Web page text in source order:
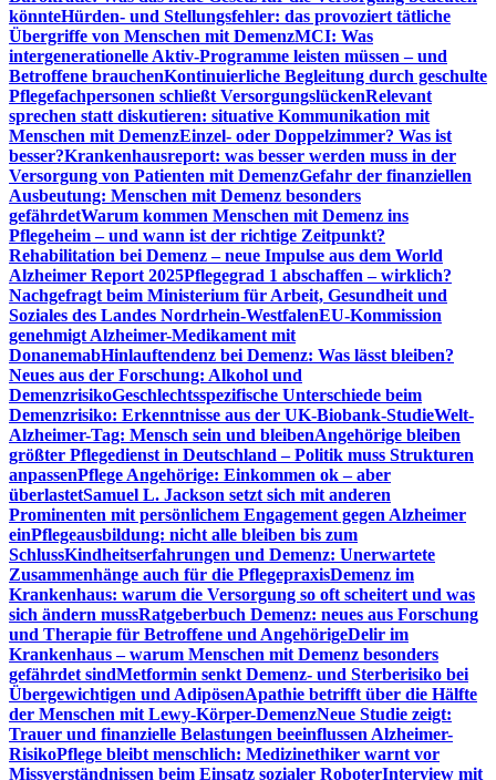
könnteHürden- und Stellungsfehler: das provoziert tätliche
Übergriffe von Menschen mit DemenzMCI: Was
intergenerationelle Aktiv-Programme leisten müssen – und
Betroffene brauchenKontinuierliche Begleitung durch geschulte
Pflegefachpersonen schließt VersorgungslückenRelevant
sprechen statt diskutieren: situative Kommunikation mit
Menschen mit DemenzEinzel- oder Doppelzimmer? Was ist
besser?Krankenhausreport: was besser werden muss in der
Versorgung von Patienten mit DemenzGefahr der finanziellen
Ausbeutung: Menschen mit Demenz besonders
gefährdetWarum kommen Menschen mit Demenz ins
Pflegeheim – und wann ist der richtige Zeitpunkt?
Rehabilitation bei Demenz – neue Impulse aus dem World
Alzheimer Report 2025Pflegegrad 1 abschaffen – wirklich?
Nachgefragt beim Ministerium für Arbeit, Gesundheit und
Soziales des Landes Nordrhein-WestfalenEU-Kommission
genehmigt Alzheimer-Medikament mit
DonanemabHinlauftendenz bei Demenz: Was lässt bleiben?
Neues aus der Forschung: Alkohol und
DemenzrisikoGeschlechtsspezifische Unterschiede beim
Demenzrisiko: Erkenntnisse aus der UK-Biobank-StudieWelt-
Alzheimer-Tag: Mensch sein und bleibenAngehörige bleiben
größter Pflegedienst in Deutschland – Politik muss Strukturen
anpassenPflege Angehörige: Einkommen ok – aber
überlastetSamuel L. Jackson setzt sich mit anderen
Prominenten mit persönlichem Engagement gegen Alzheimer
einPflegeausbildung: nicht alle bleiben bis zum
SchlussKindheitserfahrungen und Demenz: Unerwartete
Zusammenhänge auch für die PflegepraxisDemenz im
Krankenhaus: warum die Versorgung so oft scheitert und was
sich ändern mussRatgeberbuch Demenz: neues aus Forschung
und Therapie für Betroffene und AngehörigeDelir im
Krankenhaus – warum Menschen mit Demenz besonders
gefährdet sindMetformin senkt Demenz- und Sterberisiko bei
Übergewichtigen und AdipösenApathie betrifft über die Hälfte
der Menschen mit Lewy-Körper-DemenzNeue Studie zeigt:
Trauer und finanzielle Belastungen beeinflussen Alzheimer-
RisikoPflege bleibt menschlich: Medizinethiker warnt vor
Missverständnissen beim Einsatz sozialer RoboterInterview mit